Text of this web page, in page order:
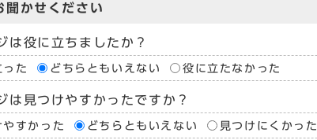
聞かせください
は役に立ちましたか？
った どちらともいえない 役に立たなかった
は見つけやすかったですか？
やすかった どちらともいえない 見つけにくかった